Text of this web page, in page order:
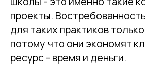
проекты.
для таких практиков
потому что они экономят
ресурс - время и деньги.